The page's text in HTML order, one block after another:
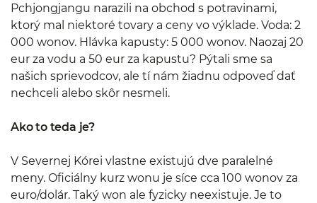
Pchjongjangu narazili na obchod s potravinami,
ktorý mal niektoré tovary a ceny vo výklade. Voda: 2
000 wonov. Hlávka kapusty: 5 000 wonov. Naozaj 20
eur za vodu a 50 eur za kapustu? Pýtali sme sa
našich sprievodcov, ale tí nám žiadnu odpoveď dať
nechceli alebo skôr nesmeli.
Ako to teda je?
V Severnej Kórei vlastne existujú dve paralelné
meny. Oficiálny kurz wonu je síce cca 100 wonov za
euro/dolár. Taký won ale fyzicky neexistuje. Je to